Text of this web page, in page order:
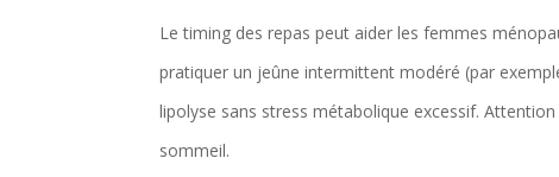
Le timing des repas peut aider les femmes
pratiquer un jeûne intermittent modéré (par
lipolyse sans stress métabolique excessif.
sommeil.